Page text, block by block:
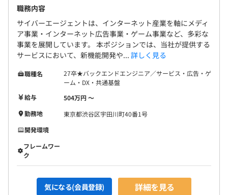
・グレードは「職務」と「職能」で定義されており、グレ
ードごとに求められる「職務」「職能」は社内で公開され
ています。またグレードごとに給与レンジが定められてお
り、半期ごとに評価を見直しています。
・評価制度であると同時に、職務定義やレンジごとに求め
る職能をキャリアとして言語化することで、中長期的なキ
ャリアを考える際のガイド的な役割を果たしています。
・職務は「エンジニア」「マネジメント」「スペシャリス
ト」、キャリアとして定義されている3つのキャリアごと
に、求められる職務が全社共通で定められています。職能
について「専門性」「戦略性」「業務遂行力」「オーナー
シップ」「フォロワーシップ」の5つの項目で構成されて
います。
職務内容
サイバーエージェントは、インターネット産業を軸にメディ
ア事業・インターネット広告事業・ゲーム事業など、多彩な
事業を展開しています。 本ポジションでは、当社が提供する
サービスにおいて、新機能開発や... 詳しく見る
職種名
27卒★バックエンドエンジニア／サービス・広告・ゲ
ーム・DX・共通基盤
給与
504万円 〜
勤務地
東京都渋谷区宇田川町40番1号
開発環境
フレームワー
ク
気になる(会員登録) 詳細を見る